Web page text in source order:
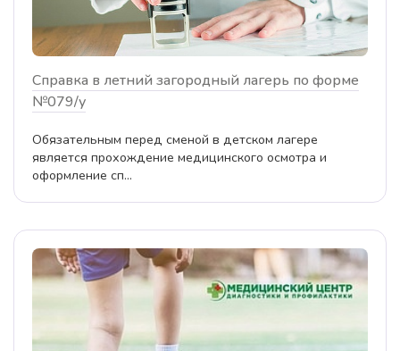
Справка в летний загородный лагерь по форме
№079/у
Обязательным перед сменой в детском лагере
является прохождение медицинского осмотра и
оформление сп...